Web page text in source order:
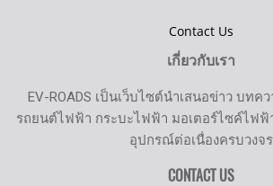
Contact Us
เกี่ยวกับเรา
EV-ROADS เป็นเว็บไซต์นำเสนอข่าว บท
รถยนต์ไฟฟ้า กระบะไฟฟ้า มอเตอร์ไซค์ไฟฟ้
อุปกรณ์ต่อเนื่องครบวงจร
CONTACT US